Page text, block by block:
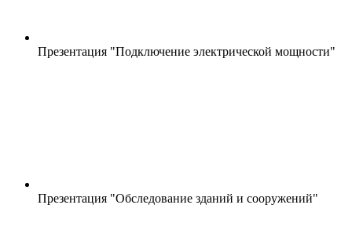
Презентация "Подключение электрической мощности"
Презентация "Обследование зданий и сооружений"